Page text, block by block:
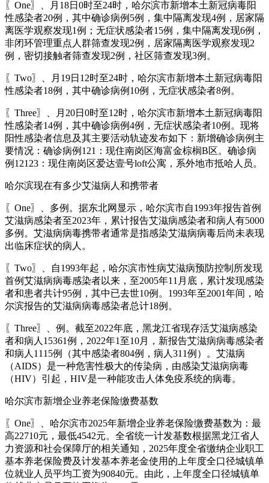
〖One〗、月18日0时至24时，哈尔滨市新增本土新冠病毒阳
性感染者20例，其中确诊病例5例，集中隔离发现4例，居家隔
离医学观察发现1例；无症状感染者15例，集中隔离发现6例，
非闭环管理重点人群筛查发现2例，居家隔离医学观察发现2
例，密切接触者筛查发现2例，社区筛查发现3例。
〖Two〗、月19日12时至24时，哈尔滨市新增本土新冠病毒阳
性感染者18例，其中确诊病例10例，无症状感染者8例。
〖Three〗、月20日0时至12时，哈尔滨市新增本土新冠病毒阳
性感染者14例，其中确诊病例4例，无症状感染者10例。现将
阳性感染者信息及其主要活动轨迹发布如下：新增确诊病例主
要情况：确诊病例121：现住南岗区海富金棕榈B区。确诊病
例12123：现住南岗区爱达壹号loft公寓，系外地市抵哈人员。
哈尔滨现在有多少艾滋病人和携带者
〖One〗、多例。据东北网显示，哈尔滨市自1993年报告首例
艾滋病感染者至2023年，累计报告艾滋病感染者和病人有5000
多例。艾滋病病毒携带者通常是指感染艾滋病病毒后尚未表现
出临床症状的病人。
〖Two〗、自1993年起，哈尔滨市性病艾滋病预防控制所发现
首例艾滋病病毒感染者以来，至2005年11月底，累计发现感染
者和患者共计95例，其中已去世10例。1993年至2001年间，哈
尔滨报告的艾滋病病毒感染者总计18例。
〖Three〗、例。截至2022年底，黑龙江省现存活艾滋病感染
者和病人15361例，2022年1至10月，新报告艾滋病病毒感染者
和病人1115例（其中感染者804例，病人311例）。艾滋病
（AIDS）是一种危害性极大的传染病，由感染艾滋病病毒
（HIV）引起，HIV是一种能攻击人体免疫系统的病毒。
哈尔滨市新增企业养老保险缴费基数
〖One〗、哈尔滨市2025年新增企业养老保险缴费基数为：最
高22710元，最低4542元。全省统一计发基数根据黑龙江省人
力资源和社会保障厅的相关通知，2025年度全省缴纳企业职工
基本养老保险费及计发基本养老金使用的上年度全口径城镇单
位就业人员平均工资为90840元。由此，上年度全口径城镇单